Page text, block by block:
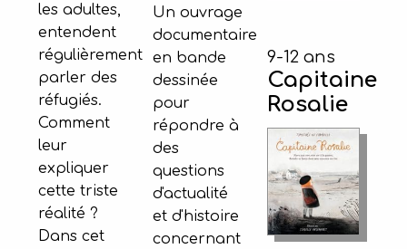
les adultes,
entendent
régulièrement
parler des
réfugiés.
Comment
leur
expliquer
cette triste
réalité ?
Dans cet
Un ouvrage
documentaire
en bande
dessinée
pour
répondre à
des
questions
d'actualité
et d'histoire
concernant
9-12 ans
Capitaine
Rosalie